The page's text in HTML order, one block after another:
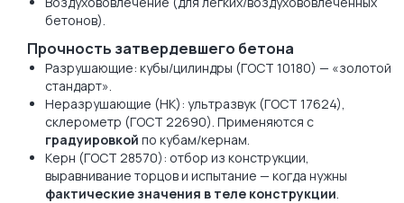
бетонов).
Прочность затвердевшего бетона
Разрушающие: кубы/цилиндры (ГОСТ 10180) — «золотой
стандарт».
Неразрушающие (НК): ультразвук (ГОСТ 17624),
склерометр (ГОСТ 22690). Применяются с
градуировкой по кубам/кернам.
Керн (ГОСТ 28570): отбор из конструкции,
выравнивание торцов и испытание — когда нужны
фактические значения в теле конструкции.